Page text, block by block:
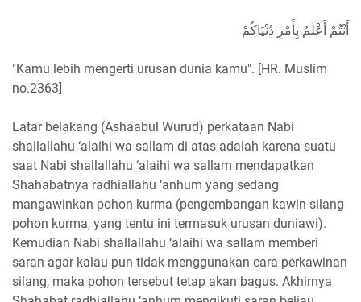
أَنْتُمْ أَعْلَمُ بِأَمْرِ دُنْيَاكُمْ
"Kamu lebih mengerti urusan dunia kamu". [HR. Muslim
no.2363]
Latar belakang (Ashaabul Wurud) perkataan Nabi
shallallahu ‘alaihi wa sallam di atas adalah karena suatu
saat Nabi shallallahu ‘alaihi wa sallam mendapatkan
Shahabatnya radhiallahu ‘anhum yang sedang
mangawinkan pohon kurma (pengembangan kawin silang
pohon kurma, yang tentu ini termasuk urusan duniawi).
Kemudian Nabi shallallahu ‘alaihi wa sallam memberi
saran agar kalau pun tidak menggunakan cara perkawinan
silang, maka pohon tersebut tetap akan bagus. Akhirnya